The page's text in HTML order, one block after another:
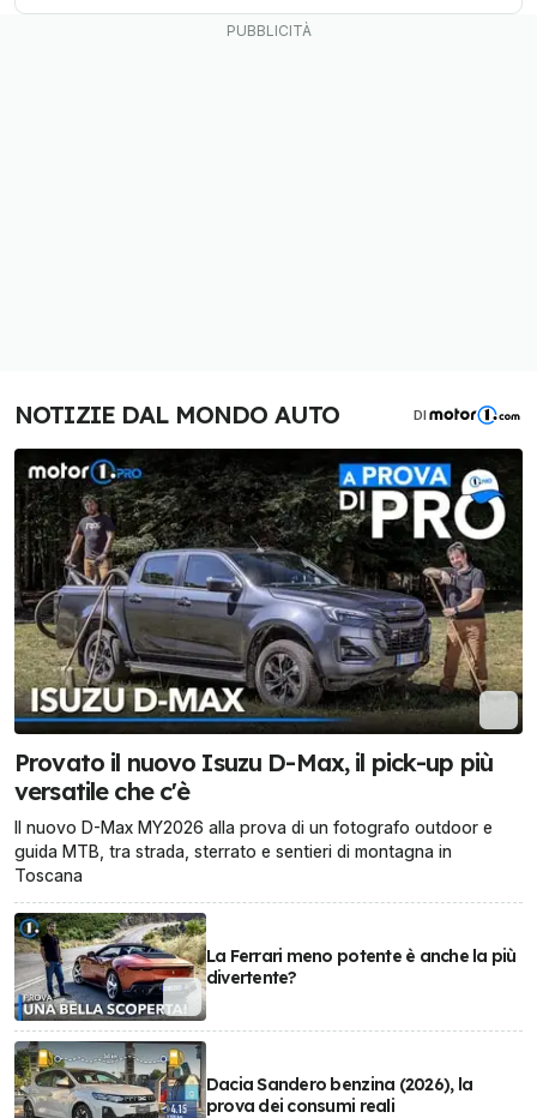
NOTIZIE DAL MONDO AUTO DI
Provato il nuovo Isuzu D-Max, il pick-up più
versatile che c'è
Il nuovo D-Max MY2026 alla prova di un fotografo outdoor e
guida MTB, tra strada, sterrato e sentieri di montagna in
Toscana
La Ferrari meno potente è anche la più
divertente?
Dacia Sandero benzina (2026), la
prova dei consumi reali